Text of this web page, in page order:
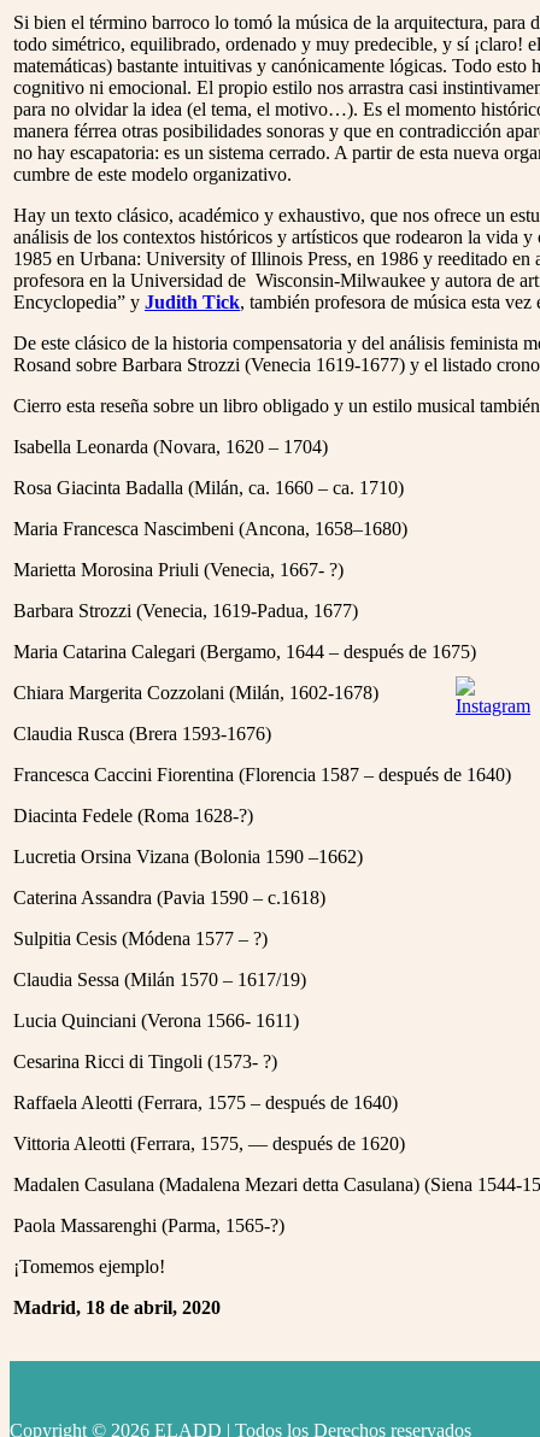
Si bien el término barroco lo tomó la música de la arquitectura,
todo simétrico, equilibrado, ordenado y muy predecible, y sí ¡claro!
matemáticas) bastante intuitivas y canónicamente lógicas. Todo
cognitivo ni emocional. El propio estilo nos arrastra casi
para no olvidar la idea (el tema, el motivo…). Es el momento
manera férrea otras posibilidades sonoras y que en contradicción
no hay escapatoria: es un sistema cerrado. A partir de esta nueva
cumbre de este modelo organizativo.
Hay un texto clásico, académico y exhaustivo, que nos ofrece un
análisis de los contextos históricos y artísticos que rodearon la vida
1985 en Urbana: University of Illinois Press, en 1986 y reeditado en
profesora en la Universidad de Wisconsin-Milwaukee y autora de
Encyclopedia” y Judith Tick, también profesora de música esta
De este clásico de la historia compensatoria y del análisis feminista
Rosand sobre Barbara Strozzi (Venecia 1619-1677) y el listado
Cierro esta reseña sobre un libro obligado y un estilo musical
Isabella Leonarda (Novara, 1620 – 1704)
Rosa Giacinta Badalla (Milán, ca. 1660 – ca. 1710)
Maria Francesca Nascimbeni (Ancona, 1658–1680)
Marietta Morosina Priuli (Venecia, 1667- ?)
Barbara Strozzi (Venecia, 1619-Padua, 1677)
Maria Catarina Calegari (Bergamo, 1644 – después de 1675)
Chiara Margerita Cozzolani (Milán, 1602-1678)
Claudia Rusca (Brera 1593-1676)
Francesca Caccini Fiorentina (Florencia 1587 – después de 1640)
Diacinta Fedele (Roma 1628-?)
Lucretia Orsina Vizana (Bolonia 1590 –1662)
Caterina Assandra (Pavia 1590 – c.1618)
Sulpitia Cesis (Módena 1577 – ?)
Claudia Sessa (Milán 1570 – 1617/19)
Lucia Quinciani (Verona 1566- 1611)
Cesarina Ricci di Tingoli (1573- ?)
Raffaela Aleotti (Ferrara, 1575 – después de 1640)
Vittoria Aleotti (Ferrara, 1575, — después de 1620)
Madalen Casulana (Madalena Mezari detta Casulana) (Siena 1544-
Paola Massarenghi (Parma, 1565-?)
¡Tomemos ejemplo!
Madrid, 18 de abril, 2020
Copyright © 2026 ELADD | Todos los Derechos reservados